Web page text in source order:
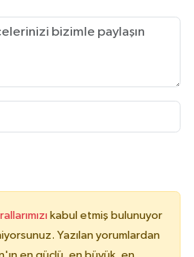
kabul etmiş bulunuyor
Yazılan yorumlardan